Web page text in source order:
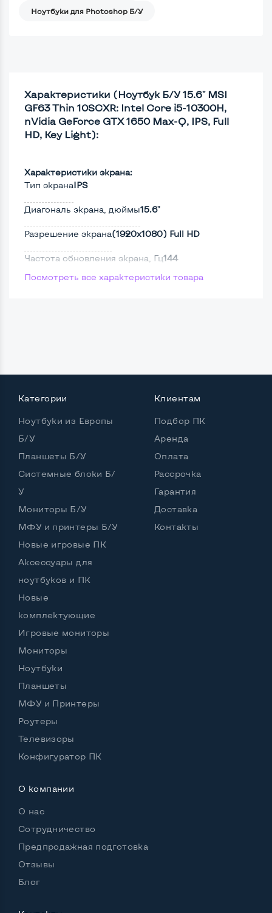
Ноутбуки для Photoshop Б/У
Характеристики (Ноутбук Б/У 15.6" MSI
GF63 Thin 10SCXR: Intel Core i5-10300H,
nVidia GeForce GTX 1650 Max-Q, IPS, Full
HD, Key Light):
Характеристики экрана:
Тип экранаIPS
Диагональ экрана, дюймы15.6"
Разрешение экрана(1920х1080) Full HD
Частота обновления экрана, Гц144
Full HD Да
Процессор
Intel Core i5-10300H
Количество ядер / потоков 4 ядра / 8 потоков
Intel Core i5-10300H (2,50 - 4,50 GHz)
Тип накопителя SSD M.2 2280
Количество слотов M_2
Возможности видеокарты:
Тип видеокарты
nVidia GeForce GTX 1650 Max-Q
Подсветка клавиатуры
Оптический привод
Операционная системаWin 11 (30 дней)
Посмотреть все характеристики товара
Категории
Ноутбуки из Европы
Б/У
Планшеты Б/У
Системные блоки Б/
У
Мониторы Б/У
МФУ и принтеры Б/У
Новые игровые ПК
Аксессуары для
ноутбуков и ПК
Новые
комплектующие
Игровые мониторы
Мониторы
Ноутбуки
Планшеты
МФУ и Принтеры
Роутеры
Телевизоры
Конфигуратор ПК
Клиентам
Подбор ПК
Аренда
Оплата
Рассрочка
Гарантия
Доставка
Контакты
О компании
О нас
Сотрудничество
Предпродажная подготовка
Отзывы
Блог